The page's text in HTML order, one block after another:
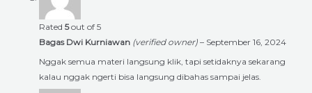
Rated 5out of 5
Bagas Dwi Kurniawan (verified owner) – September 16, 2024
Nggak semua materi langsung klik, tapi setidaknya sekarang
kalau nggak ngerti bisa langsung dibahas sampai jelas.